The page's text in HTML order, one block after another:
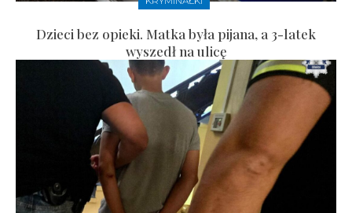
Dzieci bez opieki. Matka była pijana, a 3-latek
wyszedł na ulicę